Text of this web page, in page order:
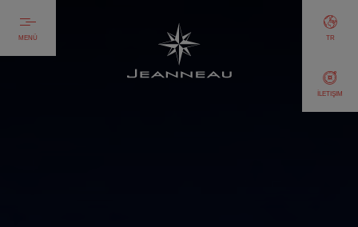
MENÜ
İLETIŞIM
TR